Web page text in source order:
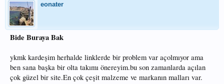
eonater
Bide Buraya Bak
ykmk kardeşim herhalde linklerde bir problem var açolmıyor ama
ben sana başka bir olta takımı önereyim.bu son zamanlarda açılan
çok güzel bir site.En çok çeşit malzeme ve markanın malları var.